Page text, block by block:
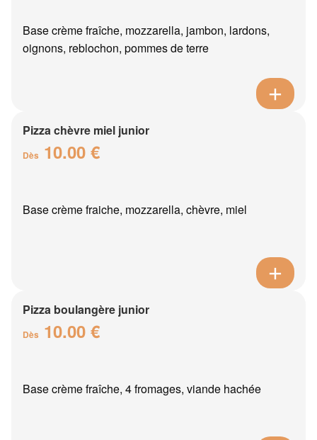
Base crème fraîche, mozzarella, jambon, lardons,
oignons, reblochon, pommes de terre
Pizza chèvre miel junior
Dès 10.00 €
Base crème fraiche, mozzarella, chèvre, miel
Pizza boulangère junior
Dès 10.00 €
Base crème fraîche, 4 fromages, viande hachée